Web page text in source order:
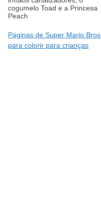
cogumelo Toad e a Princesa
Peach
Páginas de Super Mario Bros.
para colorir para crianças